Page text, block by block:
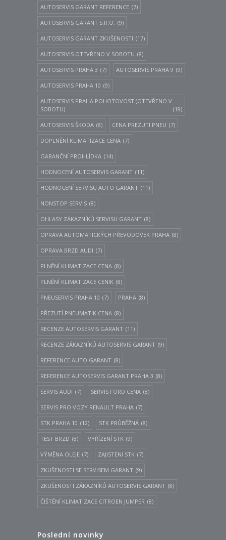
AUTOSERVIS GARANT REFERENCE (7)
AUTOSERVIS GARANT S.R.O. (9)
AUTOSERVIS GARANT ZKUŠENOSTI (17)
AUTOSERVIS OTEVŘENO V SOBOTU (8)
AUTOSERVIS PRAHA 3 (7) AUTOSERVIS PRAHA 9 (9)
AUTOSERVIS PRAHA 10 (9)
AUTOSERVIS PRAHA POHOTOVOST (OTEVŘENO V
SOBOTU)
(19)
AUTOSERVIS ŠKODA (8) CENA PREZUTI PNEU (7)
DOPLNĚNÍ KLIMATIZACE CENA (7)
GARANČNÍ PROHLÍDKA (14)
HODNOCENÍ AUTOSERVIS GARANT (11)
HODNOCENÍ SERVISU AUTO GARANT (11)
NONSTOP SERVIS (8)
OHLASY ZÁKAZNÍKŮ SERVISU GARANT (8)
OPRAVA AUTOMATICKÝCH PŘEVODOVEK PRAHA (8)
OPRAVA BRZD AUDI (7)
PLNĚNÍ KLIMATIZACE CENA (8)
PLNĚNÍ KLIMATIZACE CENIK (8)
PNEUSERVIS PRAHA 10 (7) PRAHA (8)
PŘEZUTÍ PNEUMATIK CENA (8)
RECENZE AUTOSERVIS GARANT (11)
RECENZE ZÁKAZNÍKŮ AUTOSERVIS GARANT (9)
REFERENCE AUTO GARANT (8)
REFERENCE AUTOSERVIS GARANT PRAHA 3 (8)
SERVIS AUDI (7) SERVIS FORD CENA (8)
SERVIS PRO VOZY RENAULT PRAHA (7)
STK PRAHA 10 (12) STK PRŮBĚŽNÁ (8)
TEST BRZD (8) VYŘÍZENÍ STK (9)
VÝMĚNA OLEJE (7) ZAJISTENI STK (7)
ZKUŠENOSTI SE SERVISEM GARANT (9)
ZKUŠENOSTI ZÁKAZNÍKŮ AUTOSERVIS GARANT (8)
ČIŠTĚNÍ KLIMATIZACE CITROEN JUMPER (8)
Poslední novinky